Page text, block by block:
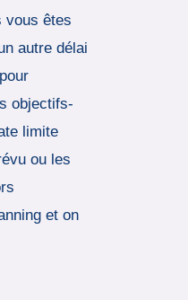
vous êtes
autre délai
objectifs-
limite
ou les
et on